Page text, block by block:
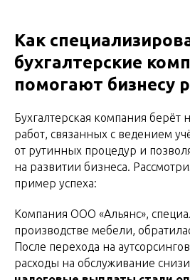
Как
бухгалтерские
помогают бизнесу
Бухгалтерская компания берёт
работ, связанных с ведением
от рутинных процедур и
на развитии бизнеса.
пример успеха:
Компания ООО «Альянс»,
производстве мебели,
После перехода на
расходы на обслуживание